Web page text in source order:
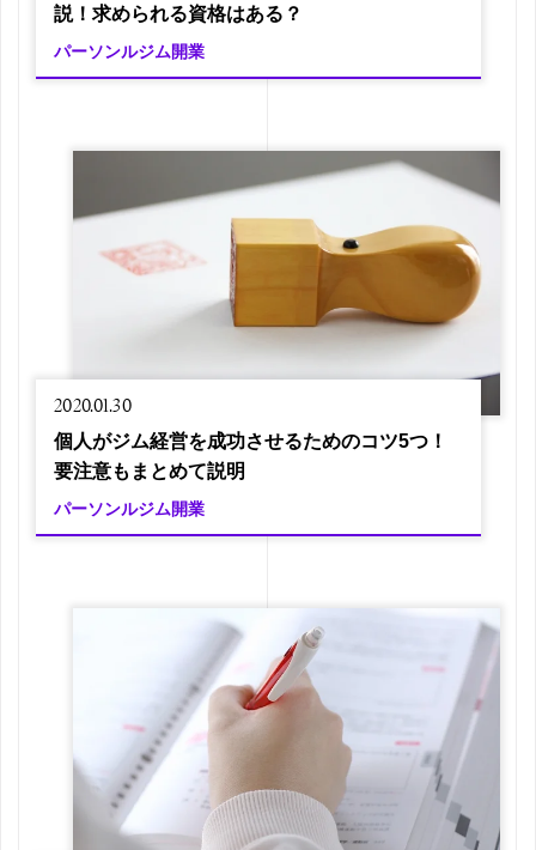
説！求められる資格はある？
パーソンルジム開業
2020.01.30
個人がジム経営を成功させるためのコツ5つ！
要注意もまとめて説明
パーソンルジム開業